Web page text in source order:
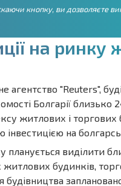
кнопку, ви дозволяєте
ції на ринку
"Reuters",
Болгарії
житлових і
на
виділити
будинків,
будівництва